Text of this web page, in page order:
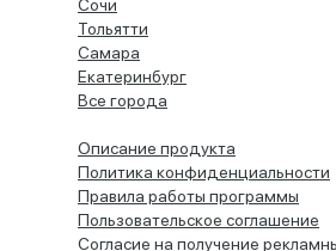
Сочи
Тольятти
Самара
Екатеринбург
Все города
Описание продукта
Политика конфиденциальности
Правила работы программы
Пользовательское соглашение
Согласие на получение